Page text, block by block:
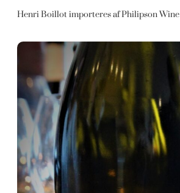
Henri Boillot importeres af Philipson Wine